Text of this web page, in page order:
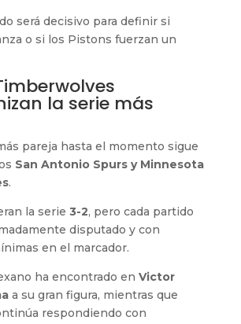
será decisivo para definir si
o si los Pistons fuerzan un
la serie más
pareja hasta el momento sigue
San Antonio Spurs y Minnesota
.
la serie 3-2, pero cada partido
disputado y con
en el marcador.
ha encontrado en Victor
a su gran figura, mientras que
respondiendo con